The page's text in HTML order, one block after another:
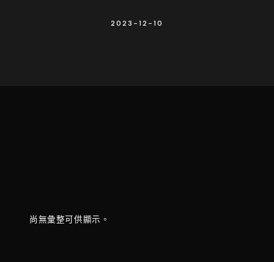
2023-12-10
尚無彙整可供顯示。